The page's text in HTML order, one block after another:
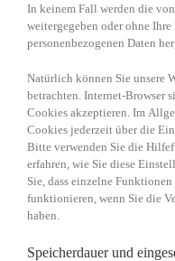
In keinem Fall werden die
weitergegeben oder ohne
personenbezogenen Daten
Natürlich können Sie unsere
betrachten. Internet-Browser
Cookies akzeptieren. Im
Cookies jederzeit über die
Bitte verwenden Sie die
erfahren, wie Sie diese
Sie, dass einzelne
funktionieren, wenn Sie die
haben.
Speicherdauer und